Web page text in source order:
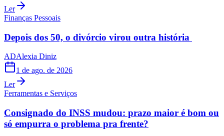
Ler
Finanças Pessoais
Depois dos 50, o divórcio virou outra história
ADAlexia Diniz
1 de ago. de 2026
Ler
Ferramentas e Serviços
Consignado do INSS mudou: prazo maior é bom ou
só empurra o problema pra frente?